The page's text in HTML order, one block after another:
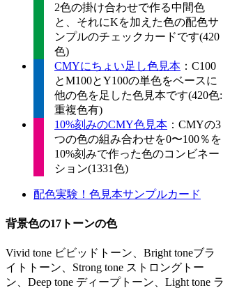
2色の掛け合わせで作る中間色
と、それにKを加えた色の配色サ
ンプルのチェックカードです(420
色)
CMYにちょい足し色見本 ：C100
とM100とY100の単色をベースに
他の色を足した色見本です(420色:
重複色有)
10%刻みのCMY色見本 ：CMYの3
つの色の組み合わせを0〜100％を
10%刻みで作った色のコンビネー
ション(1331色)
配色実験！色見本サンプルカード
背景色の17トーンの色
Vivid tone ビビッドトーン、Bright toneブラ
イトトーン、Strong tone ストロングトー
ン、Deep tone ディープトーン、Light tone ラ